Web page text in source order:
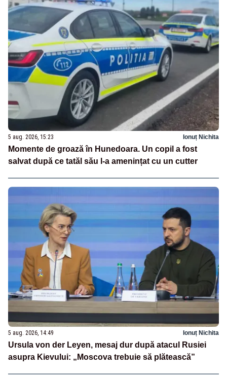
5 aug. 2026, 15:23 Ionuț Nichita
Momente de groază în Hunedoara. Un copil a fost
salvat după ce tatăl său l-a amenințat cu un cutter
5 aug. 2026, 14:49 Ionuț Nichita
Ursula von der Leyen, mesaj dur după atacul Rusiei
asupra Kievului: „Moscova trebuie să plătească”